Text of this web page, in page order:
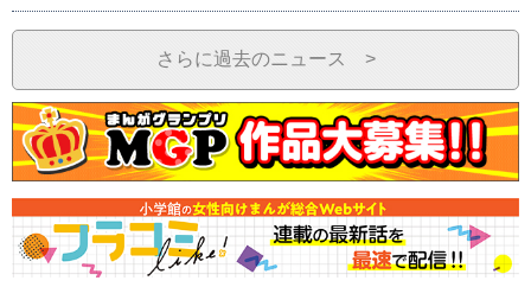
さらに過去のニュース >